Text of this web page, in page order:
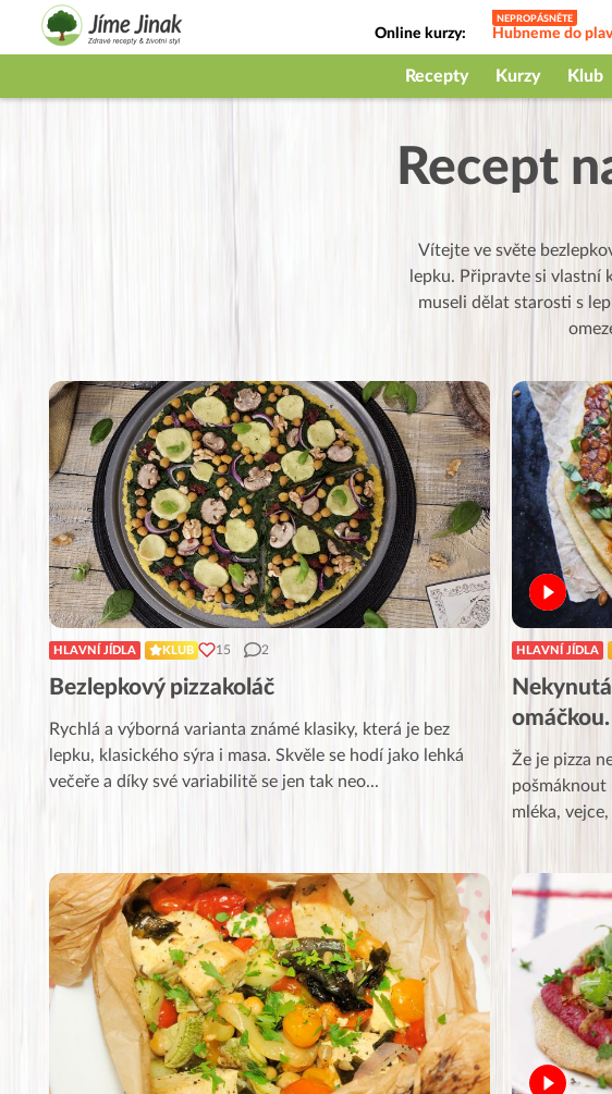
Online kurzy: Hubneme do
Jak na babičky
Recepty Kurzy Klub
Recept
Vítejte ve světe
lepku. Připravte si vlastní
museli dělat starosti s
HLAVNÍ JÍDLA KLUB 15 2
Bezlepkový pizzakoláč
Rychlá a výborná varianta známé klasiky, která je bez
lepku, klasického sýra i masa. Skvěle se hodí jako lehká
večeře a díky své variabilitě se jen tak neo...
HLAVNÍ JÍDLA
Že je pizza
pošmáknout
mléka,